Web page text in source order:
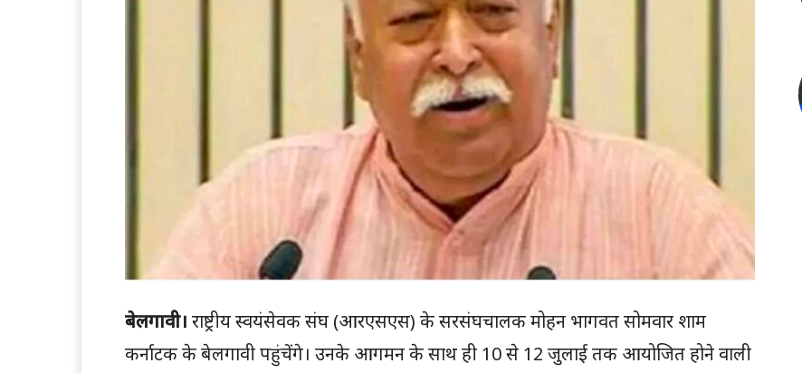
बेलगावी। राष्ट्रीय स्वयंसेवक संघ (आरएसएस) के सरसंघचालकमोहन भागवतसोमवार शाम
कर्नाटक के बेलगावी पहुंचेंगे। उनके आगमन के साथ ही 10 से 12 जुलाई तक आयोजित होने वाली